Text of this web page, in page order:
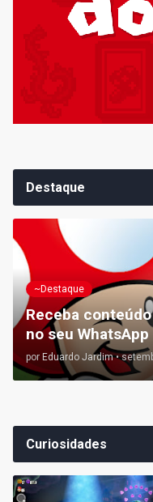
Destaque
~Destaque
Receba
no seu WhatsApp
por Eduardo Jardim •
Curiosidades